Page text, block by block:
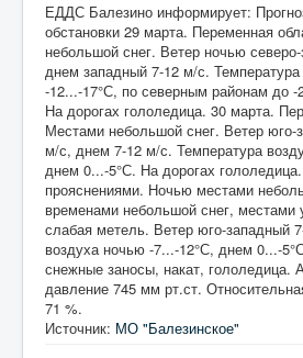
ЕДДС Балезино информирует:
обстановки 29 марта. Переменная
небольшой снег. Ветер ночью
днем западный 7-12 м/с.
-12...-17°С, по северным районам до
На дорогах гололедица. 30 марта.
Местами небольшой снег. Ветер
м/с, днем 7-12 м/с. Температура
днем 0...-5°С. На дорогах
прояснениями. Ночью местами
временами небольшой снег,
слабая метель. Ветер юго-западный
воздуха ночью -7...-12°С, днем 0...-
снежные заносы, накат, гололедица.
давление 745 мм рт.ст.
71 %.
Источник: МО "Балезинское"